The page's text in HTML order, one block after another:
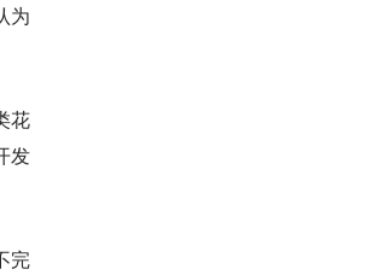
为
花
发
完